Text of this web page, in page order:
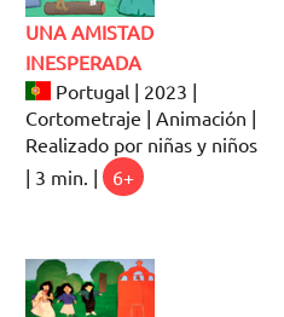
UNA AMISTAD
INESPERADA
Portugal | 2023 |
Cortometraje | Animación |
Realizado por niñas y niños
| 3 min. |
6+